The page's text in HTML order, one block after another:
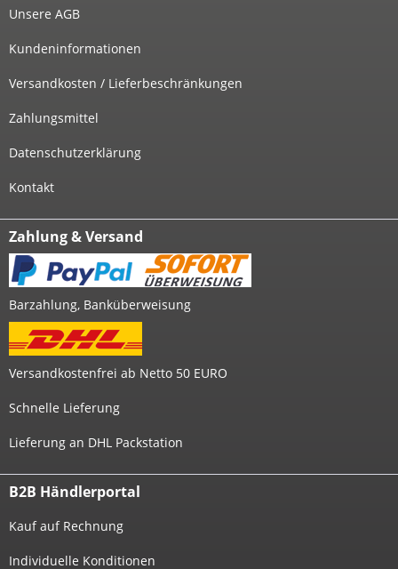
Unsere AGB
Kundeninformationen
Versandkosten / Lieferbeschränkungen
Zahlungsmittel
Datenschutzerklärung
Kontakt
Zahlung & Versand
Barzahlung, Banküberweisung
Versandkostenfrei ab Netto 50 EURO
Schnelle Lieferung
Lieferung an DHL Packstation
B2B Händlerportal
Kauf auf Rechnung
Individuelle Konditionen